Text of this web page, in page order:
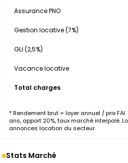
Assurance PNO
Gestion locative (7%)
GLI (2,5%)
Vacance locative
Total charges
* Rendement brut = loyer annuel / prix
ans, apport 20%, taux marché interpolé.
annonces location du secteur.
Stats Marché